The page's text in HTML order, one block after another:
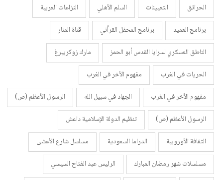
الحرائق
التعيينات السلم الأهلي
النزاعات العربية
برنامج العميد
برنامج المحفل القرأني
قناة المنار
الناطق العسكري لسرايا القدس أبو الحمز
مارك زوكربيرغ
الحريات في الغرب
مفهوم الأخر في الغرب
مفهوم الأخر في الغرب
الجهاد في سبيل الله
الرسول الأعظم (ص)
الرسول الأعظم (ص)
تنظيم الدولة الإسلامية داعش
الثقافة الأوروبية
الدراما السعودية
مسلسل شارع الأعشى
مسلسلات شهر رمضان المبارك
الرئيس عبد الفتاح السيسي